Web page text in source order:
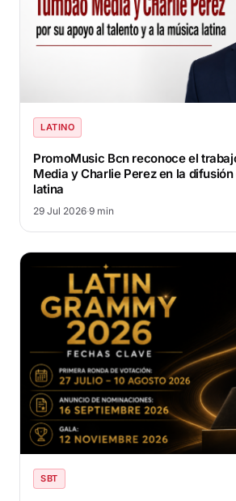
LATINO
PromoMusic Bcn reconoce el
Media y Charlie Perez en la
latina
29 Jul 2026·9 min
SBT